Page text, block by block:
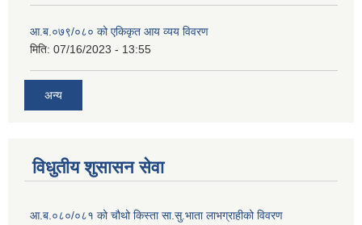
आ.ब.०७९/०८० को एकिकृत आय व्यय विवरण
मिति: 07/16/2023 - 13:55
अन्य
विधुतीय शुसासन सेवा
आ.ब.०८०/०८१ को चौथो किस्ता सा.सु.भाता लाभग्राहीको विवरण